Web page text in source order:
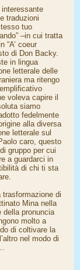
traduzioni
tuo
–in cui tratta
“A’ coeur
di Don Backy.
in lingua
letterale delle
ma ritengo
voleva capire il
siamo
fedelmente
alla diversa
letterale sul
caro, questo
gruppo per cui
a guardarci in
di chi ti sta
di
Mina nella
della pronuncia
molto a
di coltivare la
nel modo di